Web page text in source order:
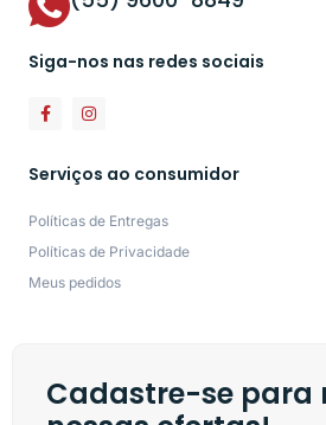
Siga-nos nas redes sociais
Serviços ao consumidor
Políticas de Entregas
Políticas de Privacidade
Meus pedidos
Cadastre-se para